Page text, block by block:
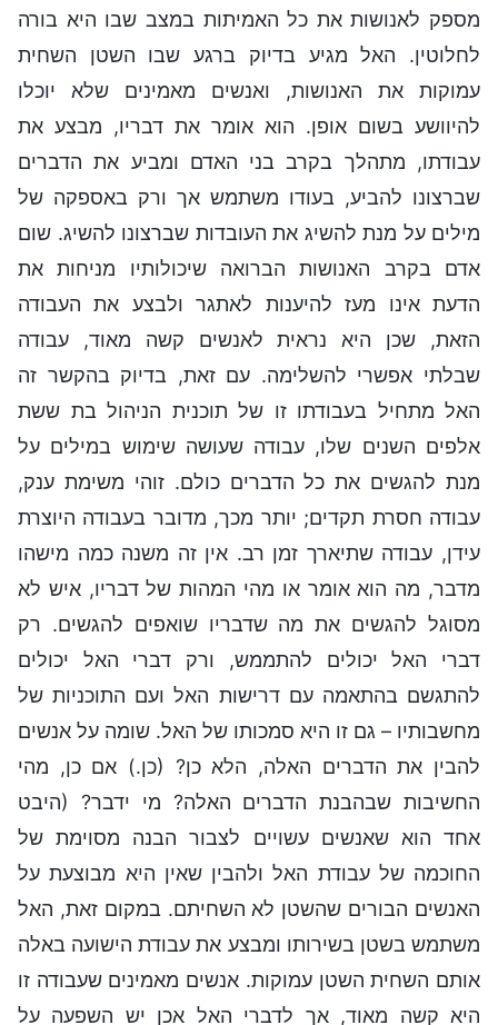
מספק לאנושות את כל האמיתות במצב שבו היא בורה
לחלוטין. האל מגיע בדיוק ברגע שבו השטן השחית
עמוקות את האנושות, ואנשים מאמינים שלא יוכלו
להיוושע בשום אופן. הוא אומר את דבריו, מבצע את
עבודתו, מתהלך בקרב בני האדם ומביע את הדברים
שברצונו להביע, בעודו משתמש אך ורק באספקה של
מילים על מנת להשיג את העובדות שברצונו להשיג. שום
אדם בקרב האנושות הברואה שיכולותיו מניחות את
הדעת אינו מעז להיענות לאתגר ולבצע את העבודה
הזאת, שכן היא נראית לאנשים קשה מאוד, עבודה
שבלתי אפשרי להשלימה. עם זאת, בדיוק בהקשר זה
האל מתחיל בעבודתו זו של תוכנית הניהול בת ששת
אלפים השנים שלו, עבודה שעושה שימוש במילים על
מנת להגשים את כל הדברים כולם. זוהי משימת ענק,
עבודה חסרת תקדים; יותר מכך, מדובר בעבודה היוצרת
עידן, עבודה שתיארך זמן רב. אין זה משנה כמה מישהו
מדבר, מה הוא אומר או מהי המהות של דבריו, איש לא
מסוגל להגשים את מה שדבריו שואפים להגשים. רק
דברי האל יכולים להתממש, ורק דברי האל יכולים
להתגשם בהתאמה עם דרישות האל ועם התוכניות של
מחשבותיו – גם זו היא סמכותו של האל. שומה על אנשים
להבין את הדברים האלה, הלא כן? (כן.) אם כן, מהי
החשיבות שבהבנת הדברים האלה? מי ידבר? (היבט
אחד הוא שאנשים עשויים לצבור הבנה מסוימת של
החוכמה של עבודת האל ולהבין שאין היא מבוצעת על
האנשים הבורים שהשטן לא השחיתם. במקום זאת, האל
משתמש בשטן בשירותו ומבצע את עבודת הישועה באלה
אותם השחית השטן עמוקות. אנשים מאמינים שעבודה זו
היא קשה מאוד, אך לדברי האל אכן יש השפעה על